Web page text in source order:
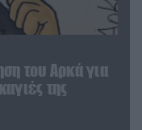
του Αρκά για
της